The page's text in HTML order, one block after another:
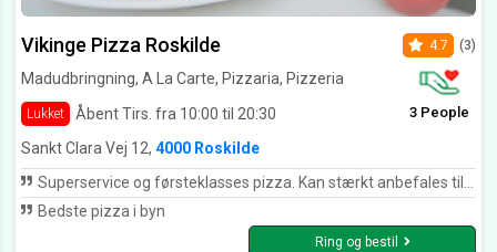
Vikinge Pizza Roskilde
Madudbringning, A La Carte, Pizzaria, Pizzeria
Lukket Åbent Tirs. fra 10:00 til 20:30
4.7 (3)
3 People
Sankt Clara Vej 12, 4000 Roskilde
Superservice og førsteklasses pizza. Kan stærkt anbefales til alle vikinger👍🏻👍🏻👍🏻👍🏻👍🏻
Bedste pizza i byn
Ring og bestil